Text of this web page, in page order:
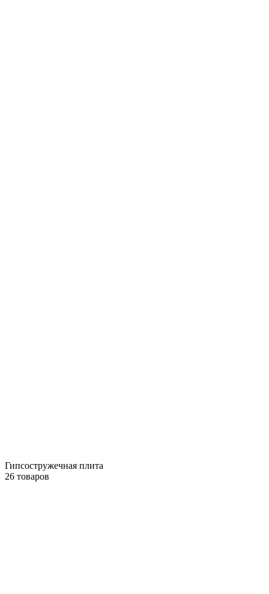
Гипсостружечная плита
26 товаров